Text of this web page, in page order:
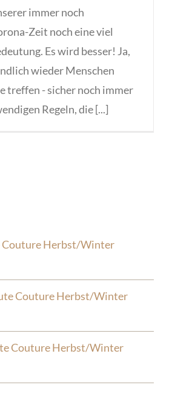
immer noch
Zeit noch eine viel
Es wird besser! Ja,
wieder Menschen
treffen - sicher noch immer
Regeln, die [...]
Couture Herbst/Winter
Couture Herbst/Winter
Couture Herbst/Winter